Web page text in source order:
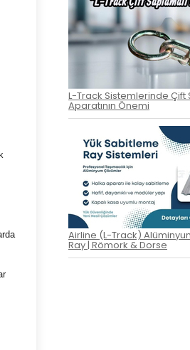
L-Track Sistemlerinde Çift
Aparatının Önemi
Airline (L-Track)
Ray | Römork & Dorse